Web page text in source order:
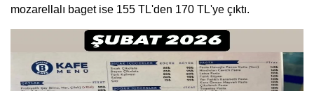
mozarellalı baget ise 155 TL'den 170 TL'ye çıktı.